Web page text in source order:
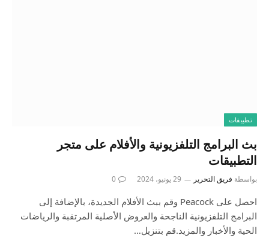
تطبيقات
بث البرامج التلفزيونية والأفلام على متجر
التطبيقات
بواسطة فريق التحرير 29 يونيو، 2024 0
احصل على Peacock وقم ببث الأفلام الجديدة، بالإضافة إلى
البرامج التلفزيونية الناجحة والعروض الأصلية المرتقبة والرياضات
الحية والأخبار والمزيد.قم بتنزيل…